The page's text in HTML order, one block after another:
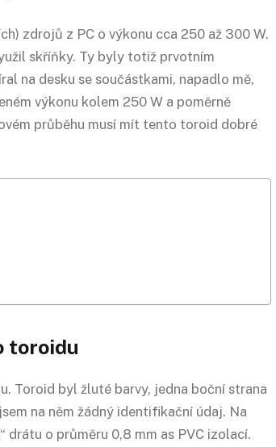
zdrojů z PC o výkonu cca 250 až 300 W.
skříňky. Ty byly totiž prvotním
na desku se součástkami, napadlo mě,
výkonu kolem 250 W a poměrně
průběhu musí mít tento toroid dobré
toroidu
Toroid byl žluté barvy, jedna boční strana
na něm žádný identifikační údaj. Na
drátu o průměru 0,8 mm as PVC izolací.